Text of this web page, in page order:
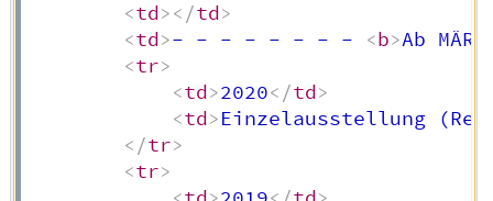
<td></td>
<td>- - - - - - - - <b>Ab
<tr>
<td>2020</td>
<td>Einzelausstellung
</tr>
<tr>